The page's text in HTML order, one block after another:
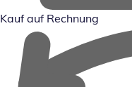
Kauf auf Rechnung